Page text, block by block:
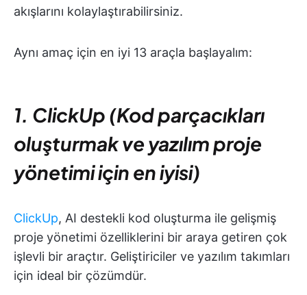
akışlarını kolaylaştırabilirsiniz.
Aynı amaç için en iyi 13 araçla başlayalım:
1. ClickUp (Kod parçacıkları
oluşturmak ve yazılım proje
yönetimi için en iyisi)
ClickUp, AI destekli kod oluşturma ile gelişmiş
proje yönetimi özelliklerini bir araya getiren çok
işlevli bir araçtır. Geliştiriciler ve yazılım takımları
için ideal bir çözümdür.